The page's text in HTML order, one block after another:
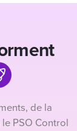
de la
PSO Control